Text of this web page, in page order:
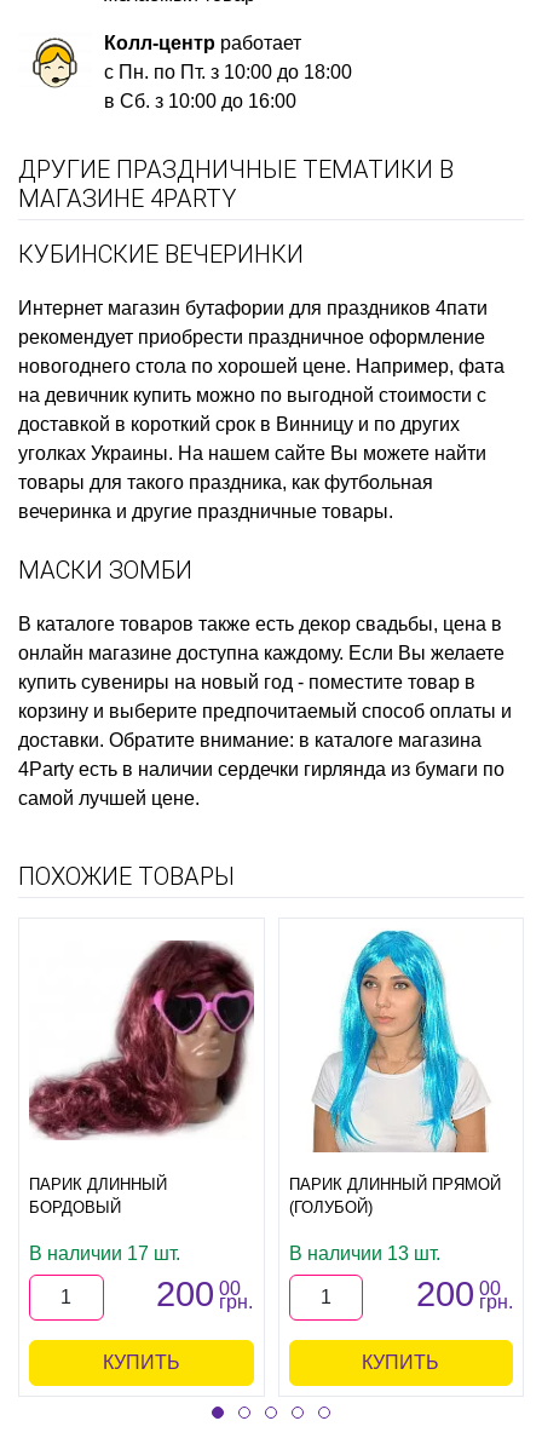
Колл-центр работает
с Пн. по Пт. з 10:00 до 18:00
в Сб. з 10:00 до 16:00
ДРУГИЕ ПРАЗДНИЧНЫЕ ТЕМАТИКИ В
МАГАЗИНЕ 4PARTY
КУБИНСКИЕ ВЕЧЕРИНКИ
Интернет магазин бутафории для праздников 4пати
рекомендует приобрести праздничное оформление
новогоднего стола по хорошей цене. Например, фата
на девичник купить можно по выгодной стоимости с
доставкой в короткий срок в Винницу и по других
уголках Украины. На нашем сайте Вы можете найти
товары для такого праздника, как футбольная
вечеринка и другие праздничные товары.
МАСКИ ЗОМБИ
В каталоге товаров также есть декор свадьбы, цена в
онлайн магазине доступна каждому. Если Вы желаете
купить сувениры на новый год - поместите товар в
корзину и выберите предпочитаемый способ оплаты и
доставки. Обратите внимание: в каталоге магазина
4Party есть в наличии сердечки гирлянда из бумаги по
самой лучшей цене.
ПОХОЖИЕ ТОВАРЫ
ПАРИК ДЛИННЫЙ
БОРДОВЫЙ
В наличии 17 шт.
200 00
грн.
КУПИТЬ
ПАРИК ДЛИННЫЙ ПРЯМОЙ
(ГОЛУБОЙ)
В наличии 13 шт.
200 00
грн.
КУПИТЬ